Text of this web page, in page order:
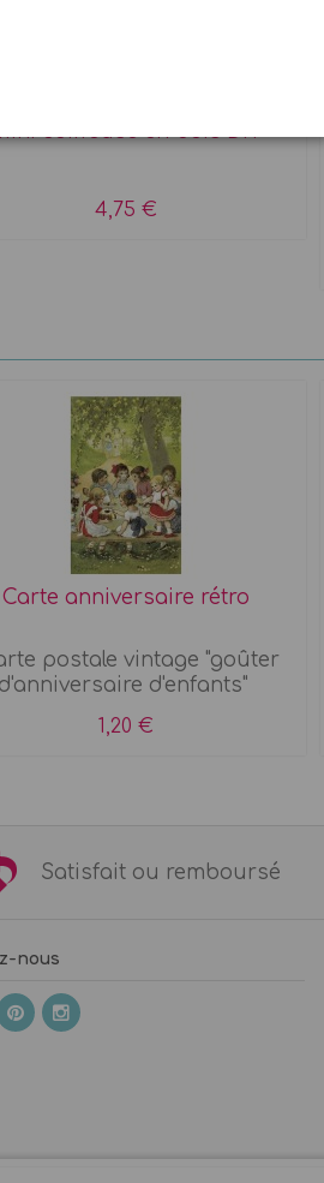
coiffeuse en bois DIY
4,75 €
Carte anniversaire rétro
postale vintage "goûter
d'anniversaire d'enfants"
1,20 €
Satisfait ou remboursé
nous